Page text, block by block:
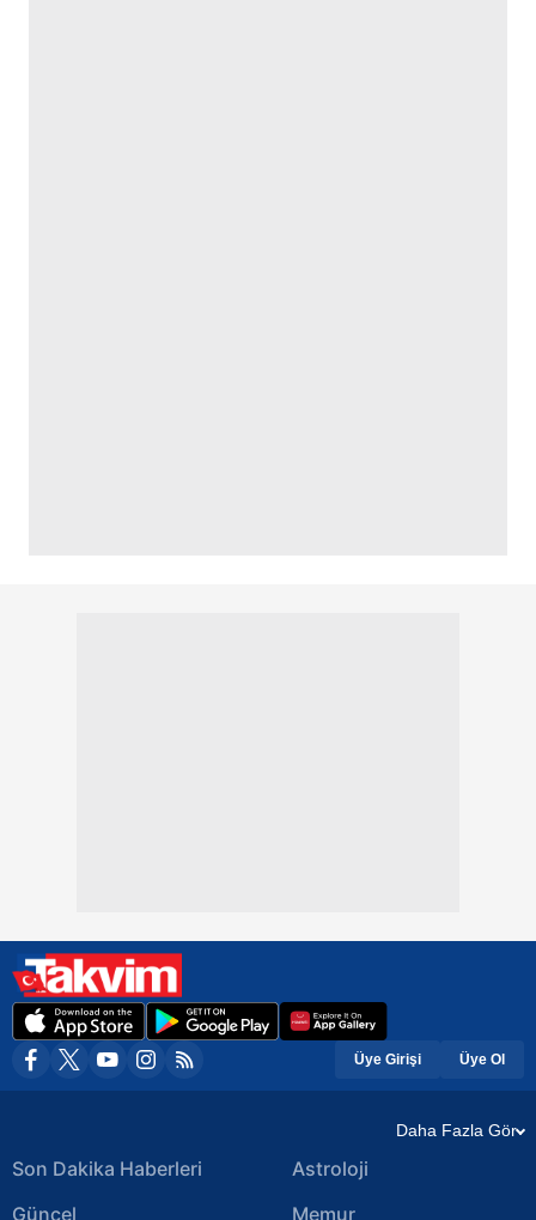
Üye Girişi Üye Ol
Daha Fazla Gör
Son Dakika Haberleri
Güncel
Astroloji
Memur